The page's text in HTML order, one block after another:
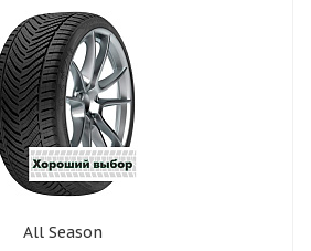
All Season